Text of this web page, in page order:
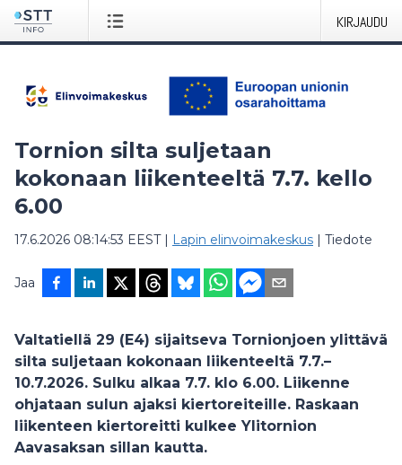
KIRJAUDU
Tornion silta suljetaan
kokonaan liikenteeltä 7.7. kello
6.00
17.6.2026 08:14:53 EEST| Lapin elinvoimakeskus | Tiedote
Jaa
Valtatiellä 29 (E4) sijaitseva Tornionjoen ylittävä
silta suljetaan kokonaan liikenteeltä 7.7.–
10.7.2026. Sulku alkaa 7.7. klo 6.00. Liikenne
ohjataan sulun ajaksi kiertoreiteille. Raskaan
liikenteen kiertoreitti kulkee Ylitornion
Aavasaksan sillan kautta.